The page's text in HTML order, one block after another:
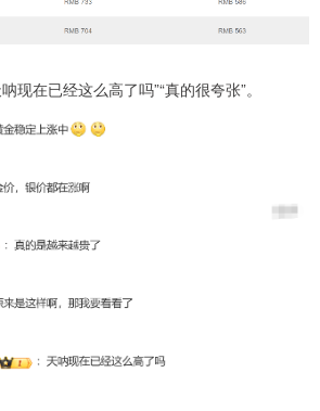
在已经这么高了吗”“真的很夸张”。